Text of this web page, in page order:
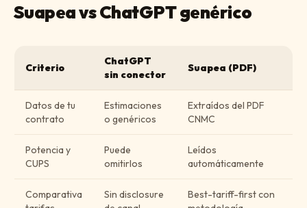
Suapea vs ChatGPT genérico
Criterio
ChatGPT
sin conector
Suapea (PDF)
Datos de tu
contrato
Estimaciones
o genéricos
Extraídos del PDF
CNMC
Potencia y
CUPS
Puede
omitirlos
Leídos
automáticamente
Comparativa
Sin disclosure
Best-tariff-first con